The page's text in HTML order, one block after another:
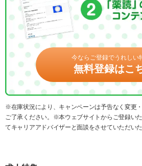
今ならご登録でうれしい
無料登録はこ
※在庫状況により、キャンペーンは予告なく変更
ご了承ください。※本ウェブサイトからご登録い
てキャリアアドバイザーと面談をさせていただいた